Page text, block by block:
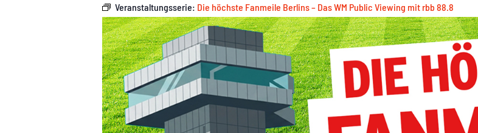
Veranstaltungsserie: Die höchste Fanmeile Berlins – Das WM Public Viewing mit rbb 88.8